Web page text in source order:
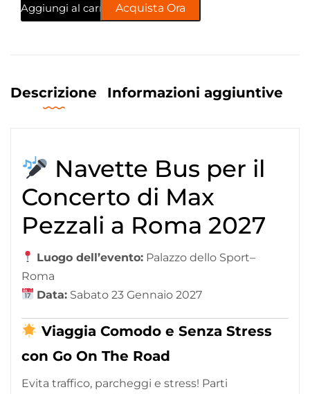
Aggiungi al carrelloAcquista Ora
Descrizione Informazioni aggiuntive
Navette Bus per il
Concerto di Max
Pezzali a Roma 2027
Luogo dell’evento: Palazzo dello Sport–
Roma
Data: Sabato 23 Gennaio 2027
Viaggia Comodo e Senza Stress
con Go On The Road
Evita traffico, parcheggi e stress! Parti